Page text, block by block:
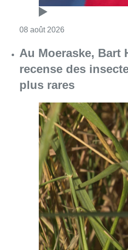
08 août 2026
Au Moeraske, Bart
recense des
plus rares